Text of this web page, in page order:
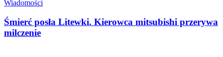
Wiadomości
Śmierć posła Litewki. Kierowca mitsubishi przerywa
milczenie